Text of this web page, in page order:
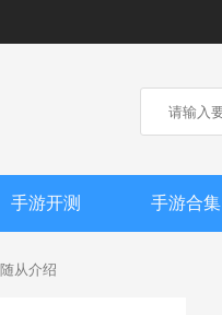
手游开测 手游合集
从介绍